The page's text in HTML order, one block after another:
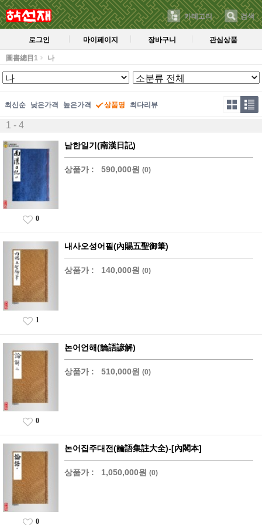
카테고리 검색
로그인 마이페이지 장바구니 관심상품
圖書總目1 나
최신순 낮은가격 높은가격 상품명 최다리뷰
1 - 4
남한일기(南漢日記)
상품가 : 590,000원 (0)
0
내사오성어필(內賜五聖御筆)
상품가 : 140,000원 (0)
1
논어언해(論語諺解)
상품가 : 510,000원 (0)
0
논어집주대전(論語集註大全)-[內閣本]
상품가 : 1,050,000원 (0)
0